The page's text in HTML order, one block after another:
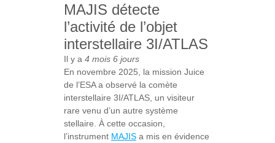
MAJIS détecte
l’activité de l’objet
interstellaire 3I/ATLAS
Il y a 4 mois 6 jours
En novembre 2025, la mission Juice
de l’ESA a observé la comète
interstellaire 3I/ATLAS, un visiteur
rare venu d’un autre système
stellaire. À cette occasion,
l’instrument MAJIS a mis en évidence